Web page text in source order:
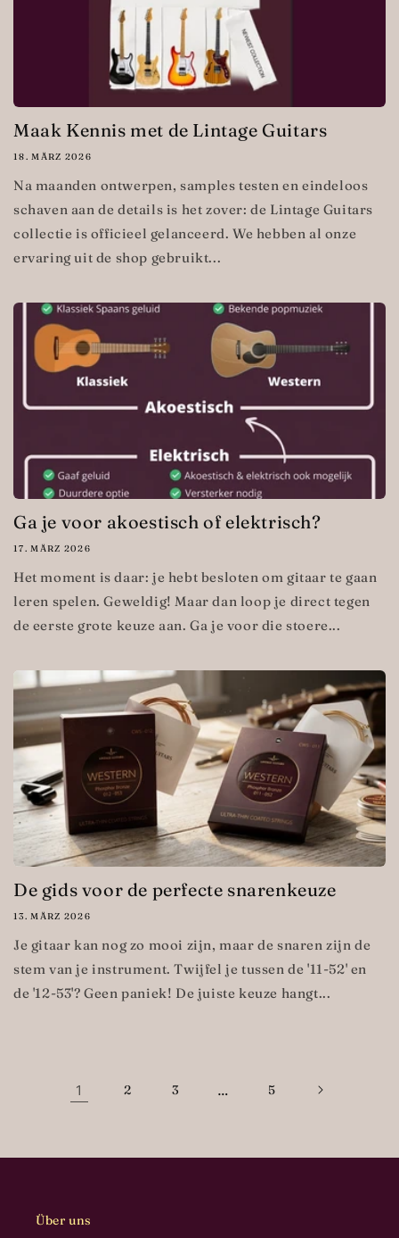
Maak Kennis met de Lintage Guitars
18. MÄRZ 2026
Na maanden ontwerpen, samples testen en eindeloos
schaven aan de details is het zover: de Lintage Guitars
collectie is officieel gelanceerd. We hebben al onze
ervaring uit de shop gebruikt...
Ga je voor akoestisch of elektrisch?
17. MÄRZ 2026
Het moment is daar: je hebt besloten om gitaar te gaan
leren spelen. Geweldig! Maar dan loop je direct tegen
de eerste grote keuze aan. Ga je voor die stoere...
De gids voor de perfecte snarenkeuze
13. MÄRZ 2026
Je gitaar kan nog zo mooi zijn, maar de snaren zijn de
stem van je instrument. Twijfel je tussen de '11-52' en
de '12-53'? Geen paniek! De juiste keuze hangt...
1 2 3 … 5
Über uns